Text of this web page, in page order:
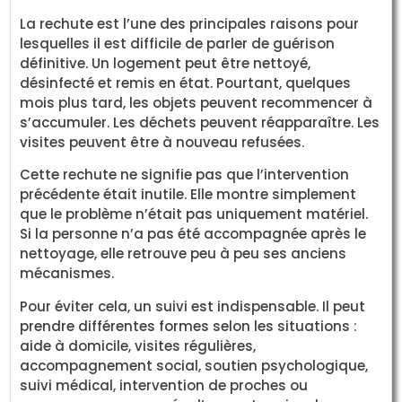
La rechute est l’une des principales raisons pour
lesquelles il est difficile de parler de guérison
définitive. Un logement peut être nettoyé,
désinfecté et remis en état. Pourtant, quelques
mois plus tard, les objets peuvent recommencer à
s’accumuler. Les déchets peuvent réapparaître. Les
visites peuvent être à nouveau refusées.
Cette rechute ne signifie pas que l’intervention
précédente était inutile. Elle montre simplement
que le problème n’était pas uniquement matériel.
Si la personne n’a pas été accompagnée après le
nettoyage, elle retrouve peu à peu ses anciens
mécanismes.
Pour éviter cela, un suivi est indispensable. Il peut
prendre différentes formes selon les situations :
aide à domicile, visites régulières,
accompagnement social, soutien psychologique,
suivi médical, intervention de proches ou